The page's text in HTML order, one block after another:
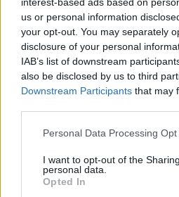
us or personal information
your opt-out. You may separately
disclosure of your personal
IAB’s list of downstream
also be disclosed by us to third
Downstream Participants that may
Please note that this website/app
not limited to your visit or usage
grant or deny consent to Google
use your data for below specified
Personal Data Processing
I want to opt-out of the
personal data.
Opted In
συνεχίζουν να αφηγούνται –
24/07/2025 - 6:16μμ